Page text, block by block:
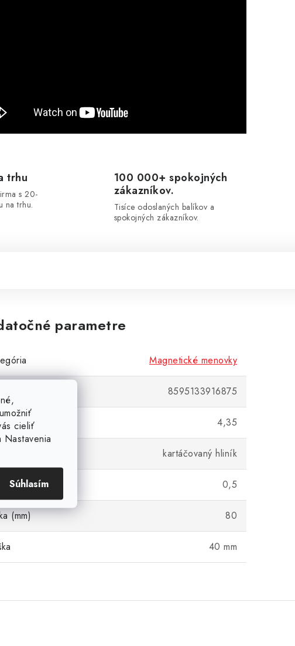
cieliť
Súhlasím
trhu
s 20-
na trhu.
100 000+ spokojných
zákazníkov.
Tisíce odoslaných balíkov a
spokojných zákazníkov.
parametre
Magnetické menovky
8595133916875
(g) 4,35
kartáčovaný hliník
(mm) 0,5
(mm) 80
40 mm